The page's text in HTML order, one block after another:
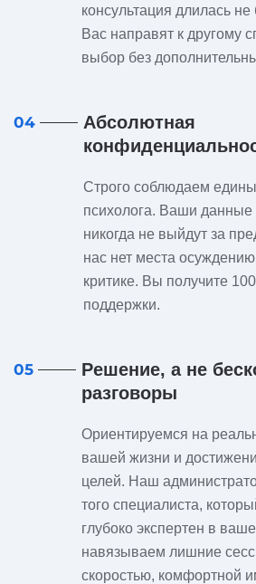
консультация длилась
Вас направят к другому
выбор без
04
Абсолютная
Строго соблюдаем
психолога. Ваши
никогда не выйдут за
нас нет места
критике. Вы получите
поддержки.
05
Решение, а не
разговоры
Ориентируемся на
вашей жизни и
целей. Наш
того специалиста,
глубоко экспертен в
навязываем лишние
скоростью, комфортной